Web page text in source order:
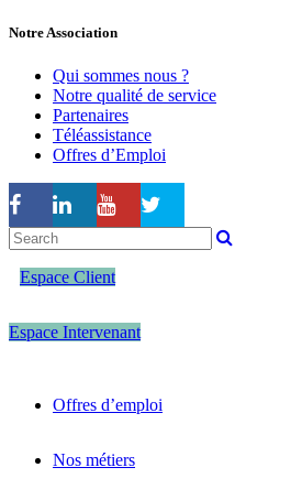
Notre Association
Qui sommes nous ?
Notre qualité de service
Partenaires
Téléassistance
Offres d’Emploi
Espace Client
Espace Intervenant
Offres d’emploi
Nos métiers